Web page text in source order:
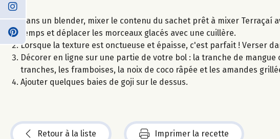
Dans un blender, mixer le contenu du sachet prêt à mixer Terraçaí
temps et déplacer les morceaux glacés avec une cuillère.
Lorsque la texture est onctueuse et épaisse, c'est parfait ! Verser
Décorer en ligne sur une partie de votre bol : la tranche de
tranches, les framboises, la noix de coco râpée et les amandes
Ajouter quelques baies de goji sur le dessus.
Retour à la liste Imprimer la recette